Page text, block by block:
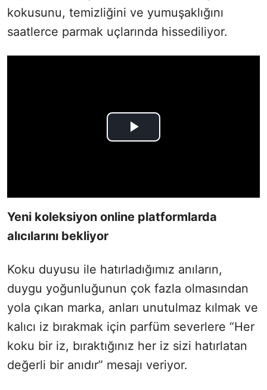
kokusunu, temizliğini ve yumuşaklığını
saatlerce parmak uçlarında hissediliyor.
Yeni koleksiyon online platformlarda
alıcılarını bekliyor
Koku duyusu ile hatırladığımız anıların,
duygu yoğunluğunun çok fazla olmasından
yola çıkan marka, anları unutulmaz kılmak ve
kalıcı iz bırakmak için parfüm severlere “Her
koku bir iz, bıraktığınız her iz sizi hatırlatan
değerli bir anıdır” mesajı veriyor.